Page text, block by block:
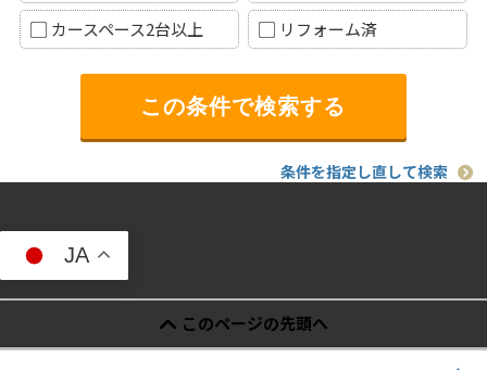
カースペース2台以上
リフォーム済
条件を指定し直して検索
JA
このページの先頭へ